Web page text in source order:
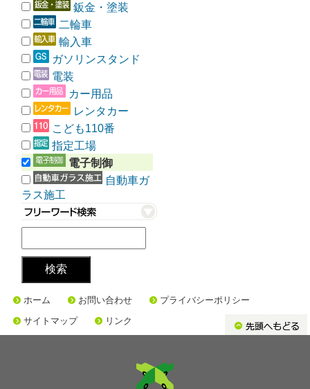
鈑金・塗装
二輪車
輸入車
ガソリンスタンド
電装
カー用品
レンタカー
こども110番
指定工場
電子制御
自動車ガ
ラス施工
ホーム お問い合わせ
プライバシーポリシー
サイトマップ
リンク